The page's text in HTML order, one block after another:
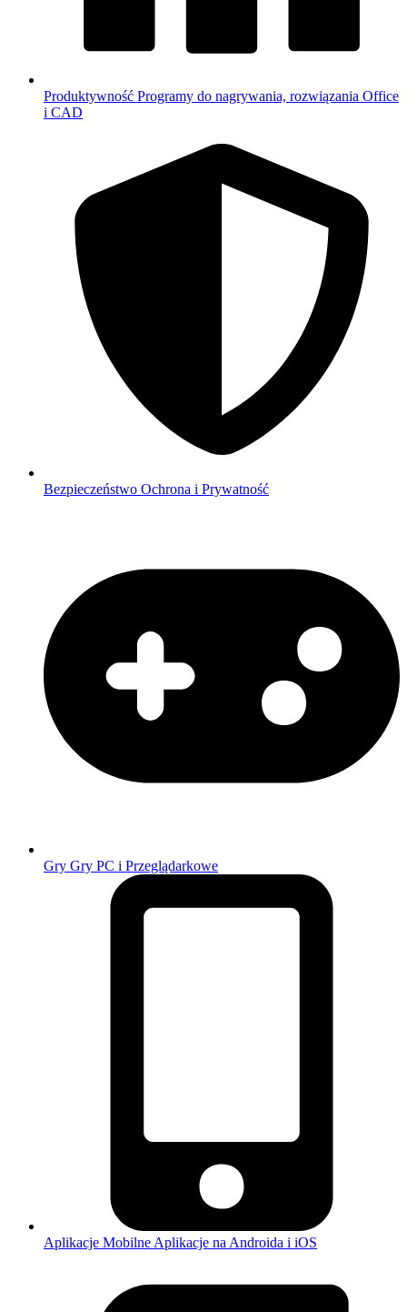
Produktywność Programy do nagrywania, rozwiązania Office
i CAD
Bezpieczeństwo Ochrona i Prywatność
Gry Gry PC i Przeglądarkowe
Aplikacje Mobilne Aplikacje na Androida i iOS